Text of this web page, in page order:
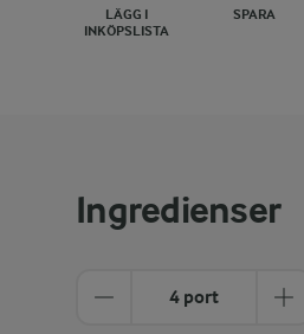
LÄGG I
INKÖPSLISTA
SPARA
Ingredienser
4 port